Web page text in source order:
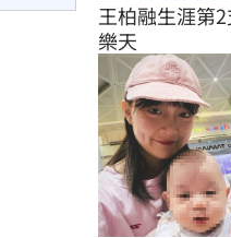
王柏融生涯第
樂天